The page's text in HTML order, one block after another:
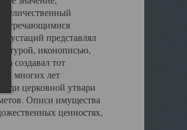
величественный
представлял
иконописью,
создавал тот
многих лет
церковной утвари
Описи имущества
ценностях,